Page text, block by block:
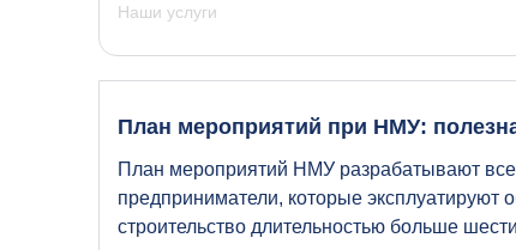
Наши услуги
План мероприятий при НМУ:
План мероприятий НМУ разрабатывают
предприниматели, которые эксплуатируют
строительство длительностью больше